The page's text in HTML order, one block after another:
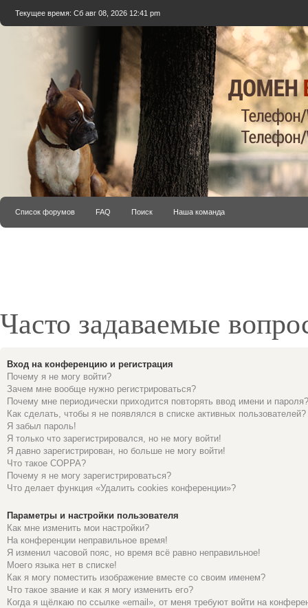
Текущее время: Сб авг 08, 2026 12:41 pm
Список форумов FAQ Поиск Наша команда
Часто задаваемые
Вход на конференцию и регистрация
Почему я не могу войти?
Зачем мне вообще нужно регистрироваться?
Почему мне периодически приходится повторять ввод имени и пароля?
Как сделать, чтобы я не появлялся в списке активных пользователей?
Я забыл пароль!
Я только что зарегистрировался, но не могу войти!
Я давно зарегистрирован, но больше не могу войти!
Что такое COPPA?
Почему я не могу зарегистрироваться?
Что делает функция «Удалить cookies конференции»?
Параметры и настройки пользователя
Как мне изменить мои настройки?
На конференции неправильное время!
Я изменил часовой пояс, но время всё равно неправильное!
Моего языка нет в списке!
Как я могу поместить изображение вместе со своим именем?
Что такое звание и как я могу изменить его?
Когда я щёлкаю по ссылке «email», от меня требуют войти на